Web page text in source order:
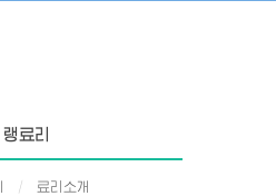
랭료리
료리소개